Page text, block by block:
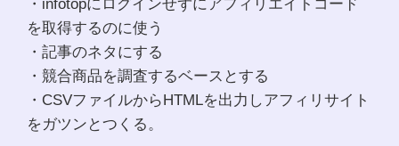
を取得するのに使う
・記事のネタにする
・競合商品を調査するベースとする
・CSVファイルからHTMLを出力しアフィリサイト
をガツンとつくる。